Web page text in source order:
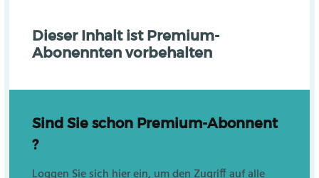
Dieser Inhalt ist Premium-
Abonennten vorbehalten
Sind Sie schon Premium-Abonnent
?